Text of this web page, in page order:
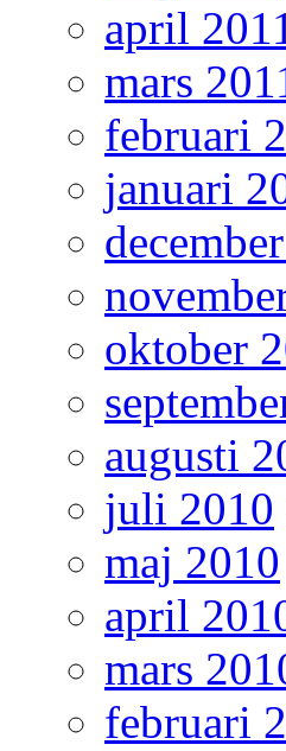
april 2011
mars
februari
januari
oktober
augusti
juli 2010
maj 2010
april
mars
februari